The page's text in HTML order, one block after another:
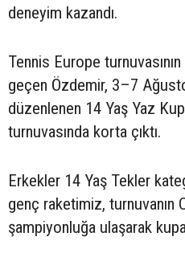
deneyim kazandı.
Tennis Europe
geçen Özdemir, 3–7
düzenlenen 14 Yaş Yaz
turnuvasında korta çıktı.
Erkekler 14 Yaş Tekler
genç raketimiz,
şampiyonluğa ulaşarak